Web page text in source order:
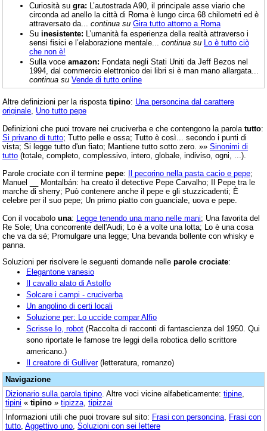
Curiosità su gra: L’autostrada A90, il principale asse viario che
circonda ad anello la città di Roma è lungo circa 68 chilometri ed è
attraversato da... continua su Gira tutto attorno a Roma
Su inesistente: L’umanità fa esperienza della realtà attraverso i
sensi fisici e l’elaborazione mentale... continua su Lo è tutto ciò
che non è!
Sulla voce amazon: Fondata negli Stati Uniti da Jeff Bezos nel
1994, dal commercio elettronico dei libri si è man mano allargata...
continua su Vende di tutto online
Altre definizioni per la risposta tipino: Una personcina dal carattere
originale Uno tutto pepe
Definizioni che puoi trovare nei cruciverba e che contengono la parola tutto:
Si privano di tutto; Tutto pelle e ossa; Tutto è così... secondo i punti di
vista; Si legge tutto d'un fiato; Mantiene tutto sotto zero. »» Sinonimi di
tutto (totale, completo, complessivo, intero, globale, indiviso, ogni, ...).
Parole crociate con il termine pepe: Il pecorino nella pasta cacio e pepe;
Manuel __ Montalbán: ha creato il detective Pepe Carvalho; Il Pepe tra le
marche di sherry; Può contenere anche il pepe e gli stuzzicadenti; È
celebre per il suo pepe; Un primo piatto con guanciale, uova e pepe.
Con il vocabolo una: Legge tenendo una mano nelle mani; Una favorita del
Re Sole; Una concorrente dell'Audi; Lo è a volte una lotta; Lo è una cosa
che va da sé; Promulgare una legge; Una bevanda bollente con whisky e
panna.
Soluzioni per risolvere le seguenti domande nelle parole crociate:
Elegantone vanesio
Il cavallo alato di Astolfo
Solcare i campi - cruciverba
Un angolino di certi locali
Soluzione per: Lo uccide compar Alfio
Scrisse Io, robot (Raccolta di racconti di fantascienza del 1950. Qui
sono riportate le famose tre leggi della robotica dello scrittore
americano.)
Il creatore di Gulliver(letteratura, romanzo)
Navigazione
Dizionario sulla parola tipino . Altre voci vicine alfabeticamente: tipine
tipini « tipino » tipizza tipizzai
Informazioni utili che puoi trovare sul sito: Frasi con personcina Frasi con
tutto Aggettivo uno Soluzioni con sei lettere